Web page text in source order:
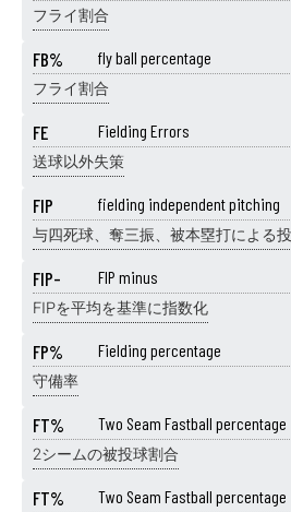
フライ割合
FB% fly ball percentage
フライ割合
FE Fielding Errors
送球以外失策
FIP fielding independent pitching
与四死球、奪三振、被本塁打による
FIP- FIP minus
FIPを平均を基準に指数化
FP% Fielding percentage
守備率
FT% Two Seam Fastball percentage
2シームの被投球割合
FT% Two Seam Fastball percentage